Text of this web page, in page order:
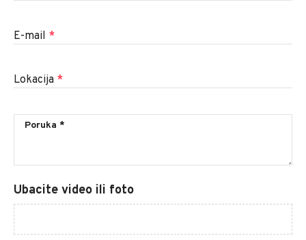
E-mail *
Lokacija *
Ubacite video ili foto